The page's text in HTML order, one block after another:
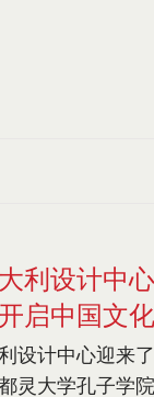
利设计中
启中国文
设计中心迎来
灵大学孔子学